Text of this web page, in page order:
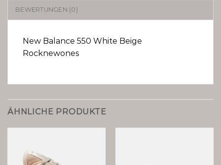
BEWERTUNGEN (0)
New Balance 550 White Beige
Rocknewones
ÄHNLICHE PRODUKTE